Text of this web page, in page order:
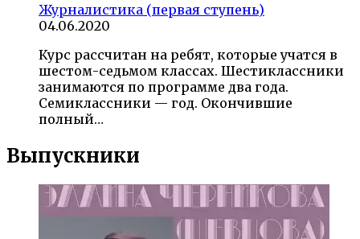
Журналистика (первая ступень)
04.06.2020
Курс рассчитан на ребят, которые учатся в
шестом-седьмом классах. Шестиклассники
занимаются по программе два года.
Семиклассники — год. Окончившие
полный…
Выпускники